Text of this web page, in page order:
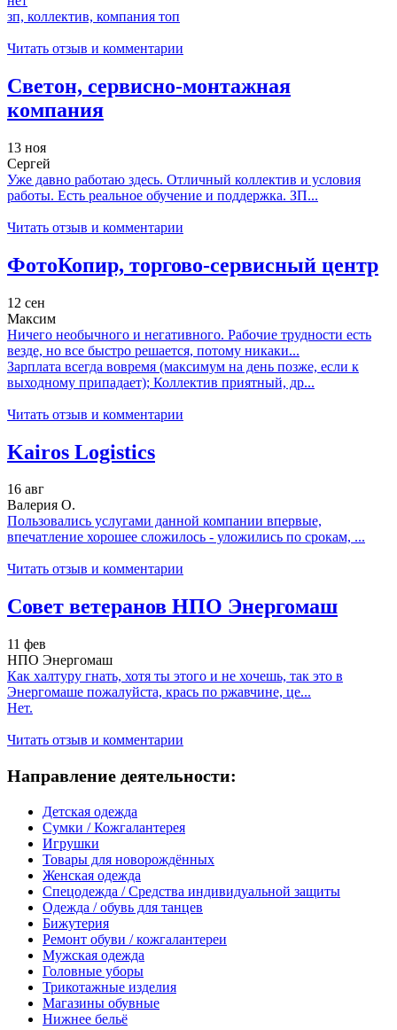
зп, коллектив, компания топ
Читать отзыв и комментарии
Светон, сервисно-монтажная
компания
13 ноя
Сергей
Уже давно работаю здесь. Отличный коллектив и условия
работы. Есть реальное обучение и поддержка. ЗП...
Читать отзыв и комментарии
ФотоКопир, торгово-сервисный центр
12 сен
Максим
Ничего необычного и негативного. Рабочие трудности есть
везде, но все быстро решается, потому никаки...
Зарплата всегда вовремя (максимум на день позже, если к
выходному припадает); Коллектив приятный, др...
Читать отзыв и комментарии
Kairos Logistics
16 авг
Валерия О.
Пользовались услугами данной компании впервые,
впечатление хорошее сложилось - уложились по срокам, ...
Читать отзыв и комментарии
Совет ветеранов НПО Энергомаш
11 фев
НПО Энергомаш
Как халтуру гнать, хотя ты этого и не хочешь, так это в
Энергомаше пожалуйста, крась по ржавчине, це...
Нет.
Читать отзыв и комментарии
Направление деятельности:
Детская одежда
Сумки / Кожгалантерея
Игрушки
Товары для новорождённых
Женская одежда
Спецодежда / Средства индивидуальной защиты
Одежда / обувь для танцев
Бижутерия
Ремонт обуви / кожгалантереи
Мужская одежда
Головные уборы
Трикотажные изделия
Магазины обувные
Нижнее бельё